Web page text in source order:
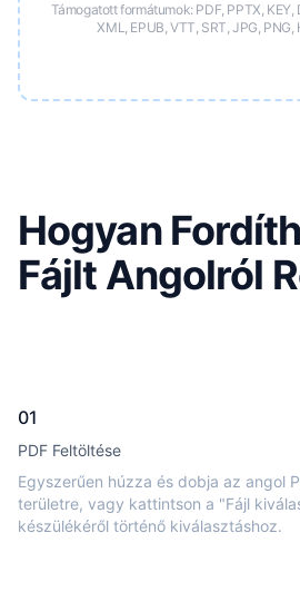
Támogatott formátumok: PDF, PPTX, KEY,
XML, EPUB, VTT, SRT, JPG, PNG,
Hogyan
Fájlt Angolról
01
PDF Feltöltése
Egyszerűen húzza és dobja az angol
területre, vagy kattintson a "Fájl
készülékéről történő kiválasztáshoz.